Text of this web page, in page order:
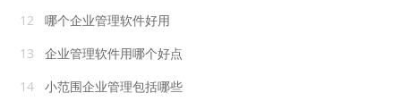
12
哪个企业管理软件好用
13
企业管理软件用哪个好点
14
小范围企业管理包括哪些